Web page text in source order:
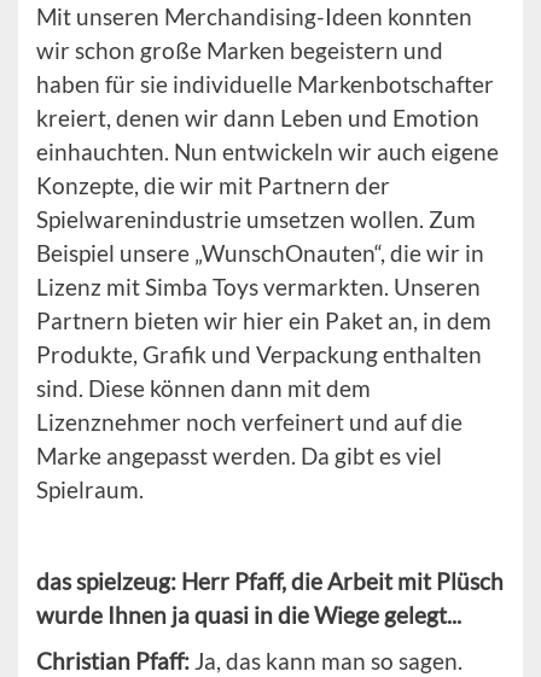
Mit unseren Merchandising-Ideen konnten
wir schon große Marken begeistern und
haben für sie individuelle Markenbotschafter
kreiert, denen wir dann Leben und Emotion
einhauchten. Nun entwickeln wir auch eigene
Konzepte, die wir mit Partnern der
Spielwarenindustrie umsetzen wollen. Zum
Beispiel unsere „WunschOnauten“, die wir in
Lizenz mit Simba Toys vermarkten. Unseren
Partnern bieten wir hier ein Paket an, in dem
Produkte, Grafik und Verpackung enthalten
sind. Diese können dann mit dem
Lizenznehmer noch verfeinert und auf die
Marke angepasst werden. Da gibt es viel
Spielraum.
das spielzeug: Herr Pfaff, die Arbeit mit Plüsch
wurde Ihnen ja quasi in die Wiege gelegt...
Christian Pfaff: Ja, das kann man so sagen.